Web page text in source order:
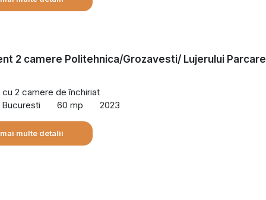
2 camere Politehnica/Grozavesti/ Lujerului Parcare
2 camere de închiriat
60 mp 2023
multe detalii